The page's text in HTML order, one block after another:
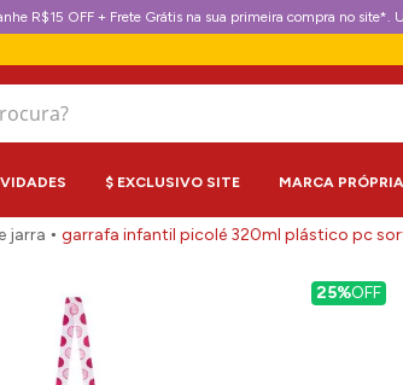
R$15 OFF + Frete Grátis na sua primeira compra no
$ EXCLUSIVO SITE MARCA PRÓPRIA
jarra garrafa infantil picolé 320ml plástico pc
25%OFF